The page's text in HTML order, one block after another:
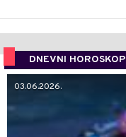
DNEVNI HOROSKOP
03.06.2026.